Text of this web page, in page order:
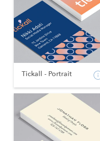
Tickall - Portrait